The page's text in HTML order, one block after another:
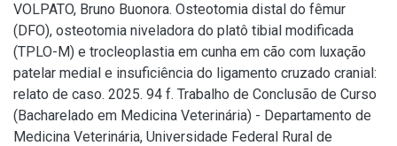
VOLPATO, Bruno Buonora. Osteotomia distal do fêmur
(DFO), osteotomia niveladora do platô tibial modificada
(TPLO-M) e trocleoplastia em cunha em cão com luxação
patelar medial e insuficiência do ligamento cruzado cranial:
relato de caso. 2025. 94 f. Trabalho de Conclusão de Curso
(Bacharelado em Medicina Veterinária) - Departamento de
Medicina Veterinária, Universidade Federal Rural de